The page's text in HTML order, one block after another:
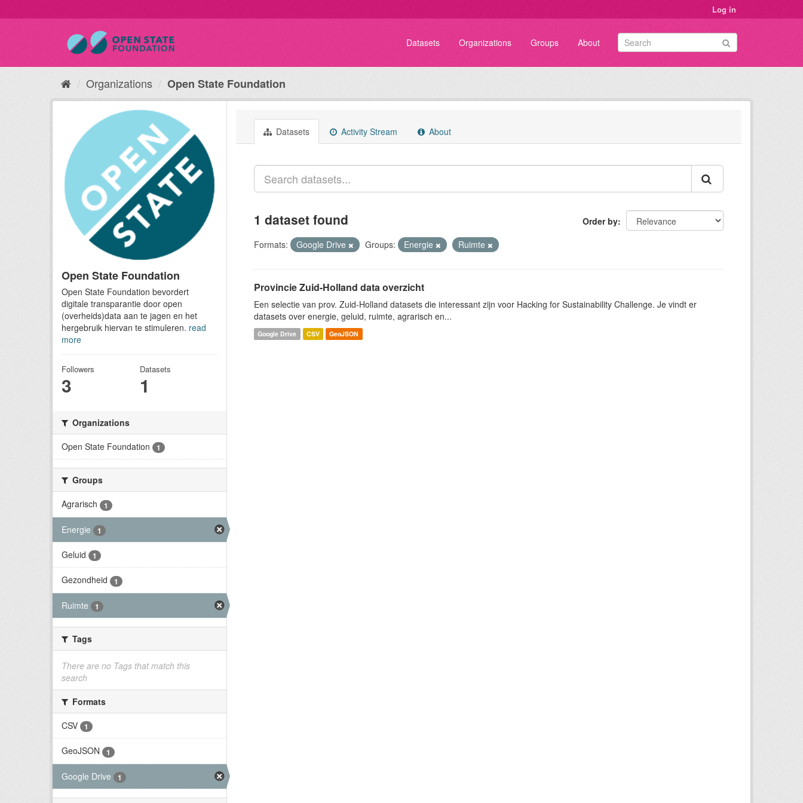
Log in
Datasets Organizations Groups About
Organizations Open State Foundation
Open State Foundation
Open State Foundation bevordert
digitale transparantie door open
(overheids)data aan te jagen en het
hergebruik hiervan te stimuleren. read
more
Followers
3
Datasets
1
Organizations
Open State Foundation
1
Groups
Agrarisch
1
Energie 1
Geluid 1
Gezondheid 1
Ruimte 1
Tags
There are no Tags that match this
search
Formats
CSV
1
GeoJSON 1
Google Drive 1
Datasets Activity Stream About
Order by
1 dataset found
Formats: Google Drive Groups: Energie Ruimte
Provincie Zuid-Holland data overzicht
Een selectie van prov. Zuid-Holland datasets die interessant zijn voor Hacking for Sustainability Challenge. Je vindt er
datasets over energie, geluid, ruimte, agrarisch en...
Google Drive CSV GeoJSON